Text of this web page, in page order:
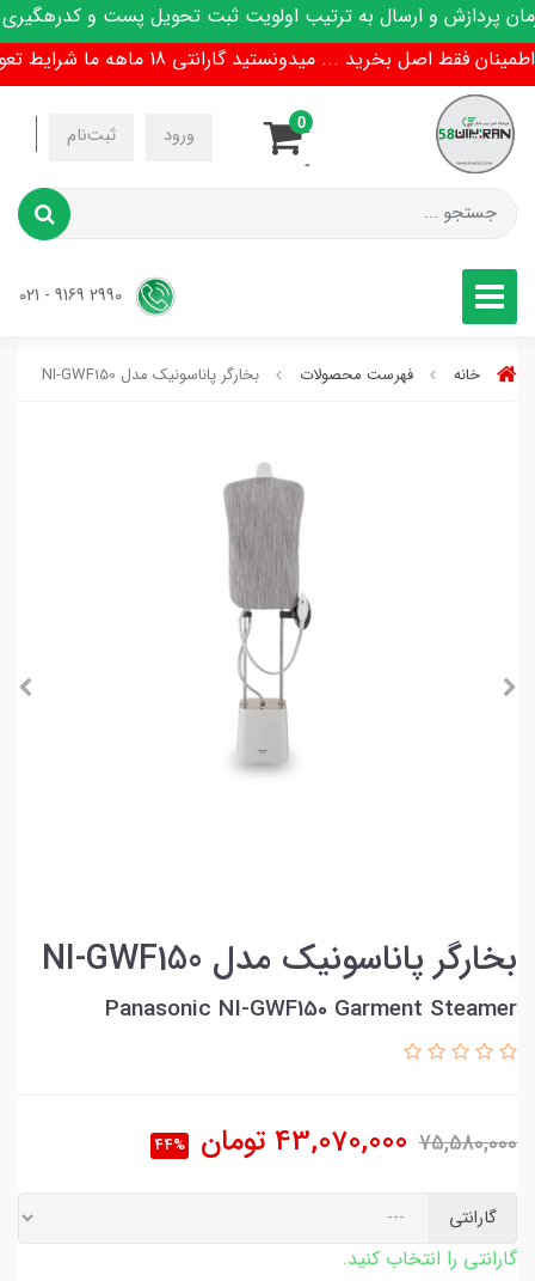
و ارسال به ترتیب اولویت ثبت تحویل پست و کدرهگیری
اصل بخرید ... میدونستید گارانتی 18 ماهه ما شرایط تعویض هم داره !
ورود ثبت‌نام
-
-
0
خانه فهرست محصولات بخارگر پاناسونیک مدل NI-GWF150
بخارگر پاناسونیک مدل NI-GWF150
Panasonic NI-GWF150 Garment Steamer
75,580,000
43,070,000 تومان 44%
گارانتی
گارانتی را انتخاب کنید.